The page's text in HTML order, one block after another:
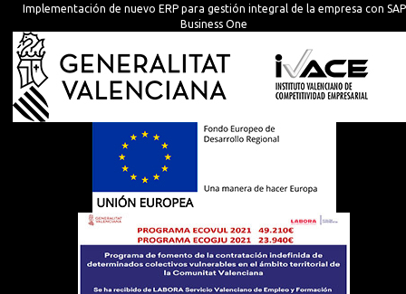
Implementación de nuevo ERP para gestión integral de la empresa con SAP
Business One